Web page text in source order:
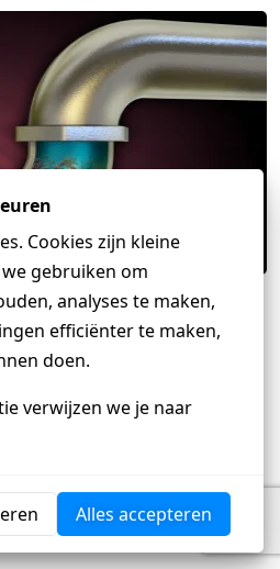
afvoer
leiden tot ongemak en
om snel te
en schade te
LEZEN